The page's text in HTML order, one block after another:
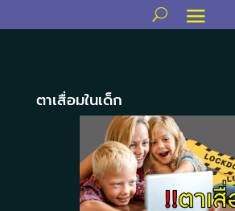
ตาเสื่อมในเด็ก